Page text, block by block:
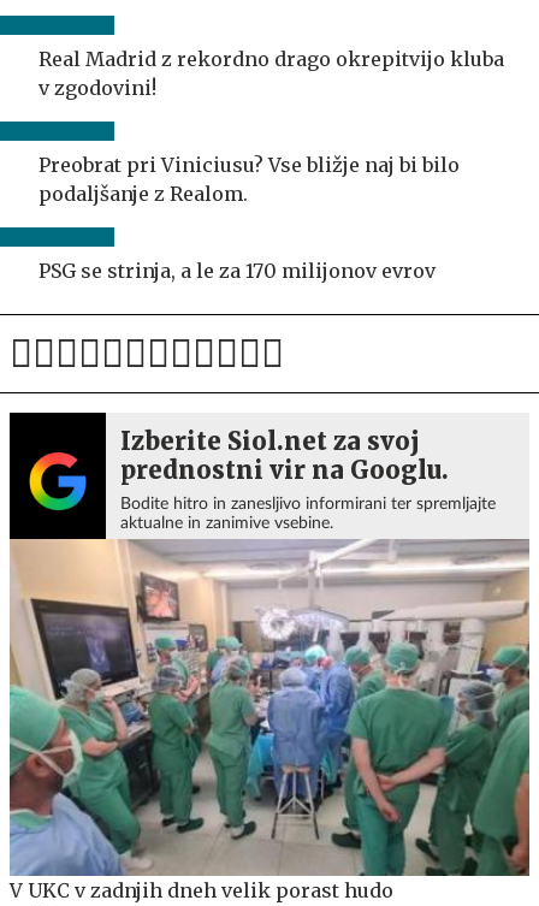
Real Madrid z rekordno drago okrepitvijo kluba
v zgodovini!
Preobrat pri Viniciusu? Vse bližje naj bi bilo
podaljšanje z Realom.
PSG se strinja, a le za 170 milijonov evrov
Izberite Siol.net za svoj
prednostni vir na Googlu.
Bodite hitro in zanesljivo informirani ter spremljajte
aktualne in zanimive vsebine.
V UKC v zadnjih dneh velik porast hudo